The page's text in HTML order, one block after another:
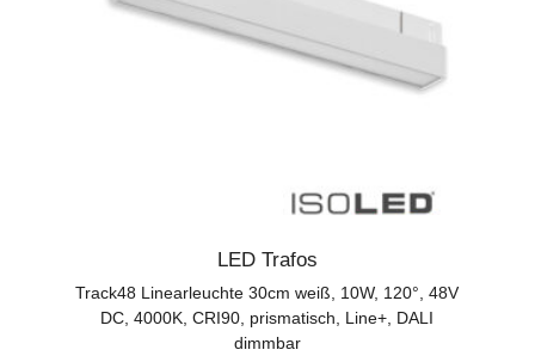
LED Trafos
Track48 Linearleuchte 30cm weiß, 10W, 120°, 48V
DC, 4000K, CRI90, prismatisch, Line+, DALI
dimmbar